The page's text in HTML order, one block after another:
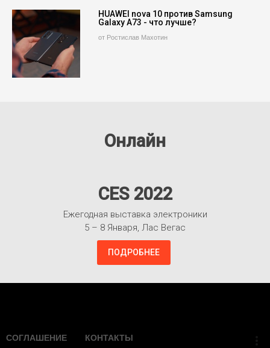
HUAWEI nova 10 против Samsung
Galaxy A73 - что лучше?
от Ростислав Махотин
Онлайн
CES 2022
Ежегодная выставка электроники
5 – 8 Января, Лас Вегас
ПОДРОБНЕЕ
СОГЛАШЕНИЕ КОНТАКТЫ